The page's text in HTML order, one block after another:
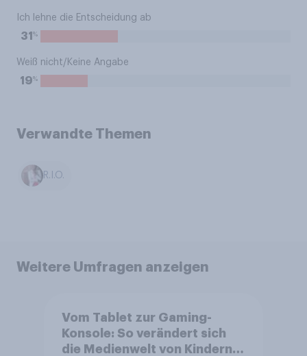
Ich lehne die Entscheidung ab
31 %
Weiß nicht/Keine Angabe
19%
Verwandte Themen
R.I.O.
Weitere Umfragen anzeigen
Vom Tablet zur Gaming-
Konsole: So verändert sich
die Medienwelt von Kindern